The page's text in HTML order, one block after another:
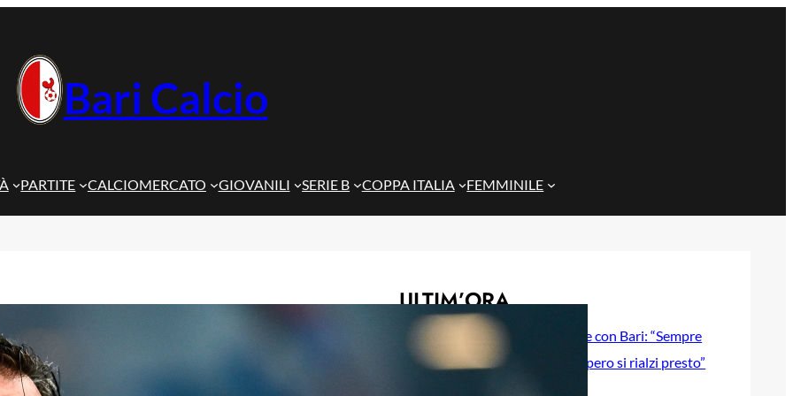
Bari Calcio
PARTITE CALCIOMERCATO GIOVANILI SERIE B COPPA ITALIA FEMMINILE
ULTIM’ORA
Gazzi e il legame con Bari: “Sempre
nel mio cuore, spero si rialzi presto”